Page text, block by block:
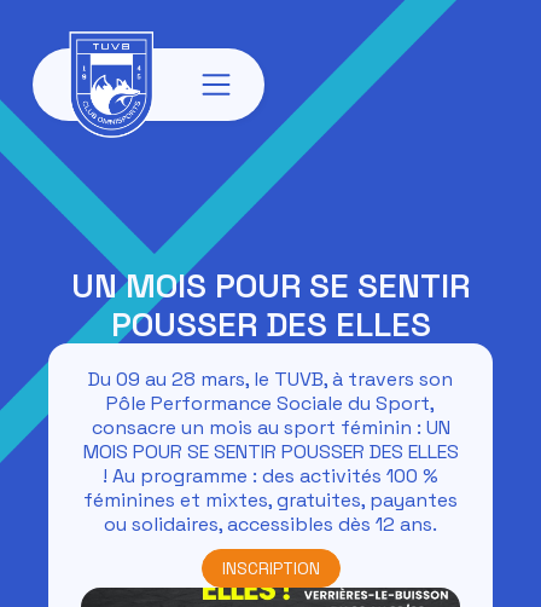
UN MOIS POUR SE SENTIR
POUSSER DES ELLES
Du 09 au 28 mars, le TUVB, à travers son
Pôle Performance Sociale du Sport,
consacre un mois au sport féminin : UN
MOIS POUR SE SENTIR POUSSER DES ELLES
! Au programme : des activités 100 %
féminines et mixtes, gratuites, payantes
ou solidaires, accessibles dès 12 ans.
INSCRIPTION